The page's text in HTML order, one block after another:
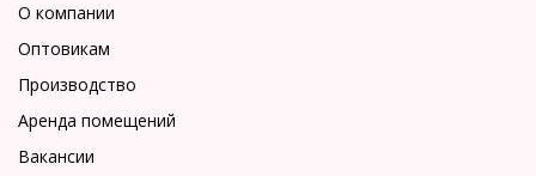
О компании
Оптовикам
Производство
Аренда помещений
Вакансии